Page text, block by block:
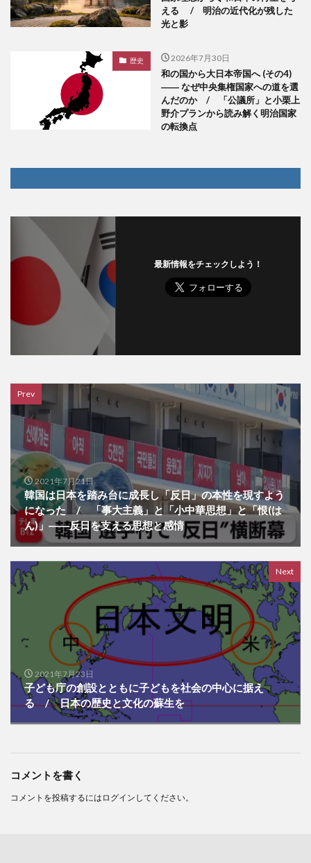
える / 明治の近代化が残した
光と影
歴史 2026年7月30日
和の国から大日本帝国へ (その4)
―― なぜ中央集権国家への道を選
んだのか / 「公議所」と小栗上
野介プランから読み解く明治国家
の転換点
最新情報をチェックしよう！
Prev
2021年7月21日
韓国は日本を踏み台に成長し「反日」の本性を現すよう
になった / 「事大主義」と「小中華思想」と「恨(は
ん)」――反日を支える思想と感情
Next
2021年7月23日
子ども庁の創設とともに子どもを社会の中心に据え
る / 日本の歴史と文化の蘇生を
コメントを書く
コメントを投稿するには ログイン してください。